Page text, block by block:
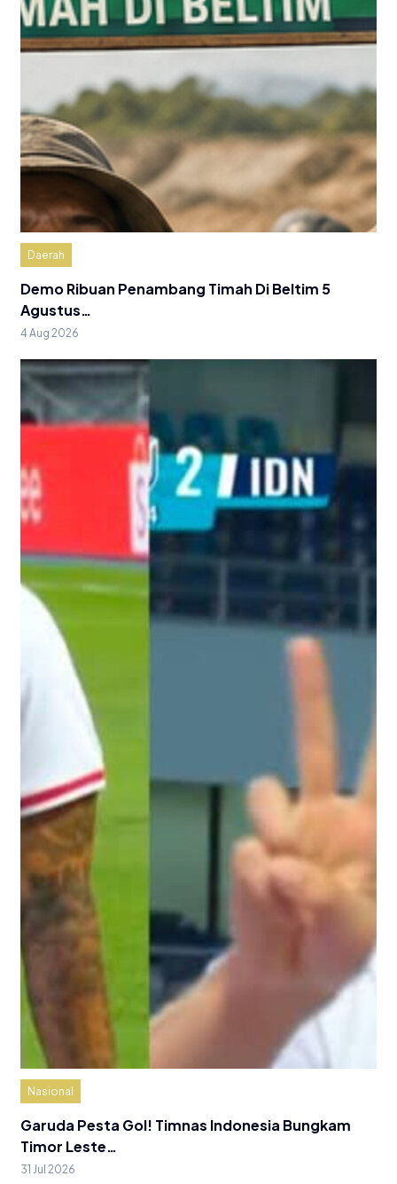
Daerah
Demo Ribuan Penambang Timah Di Beltim 5
Agustus…
4 Aug 2026
Nasional
Garuda Pesta Gol! Timnas Indonesia Bungkam
Timor Leste…
31 Jul 2026